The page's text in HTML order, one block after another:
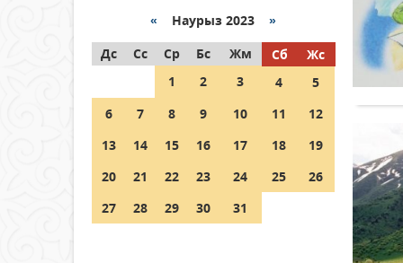
граждане Казахстана,
находящиеся за рубежом?
05 тамыз 2026 ж.
Шетелде жүрген Қазақстан
азаматтары қалай дауыс
бере алады?
« Наурыз 2023 »
Дс
Сс Ср Бс Жм Сб
Жс
1
2 3 4
5
6
7 8 9 10 11
12
13
14 15 16 17 18
19
20
21 22 23 24 25
26
27
28 29 30 31